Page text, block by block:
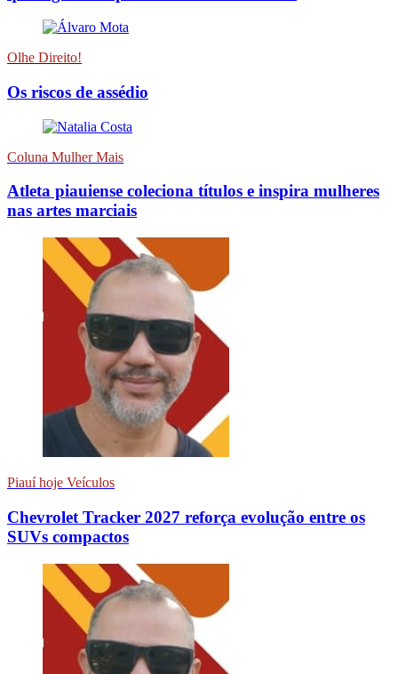
Olhe Direito!
Os riscos de assédio
Coluna Mulher Mais
Atleta piauiense coleciona títulos e inspira mulheres
nas artes marciais
Piauí hoje Veículos
Chevrolet Tracker 2027 reforça evolução entre os
SUVs compactos